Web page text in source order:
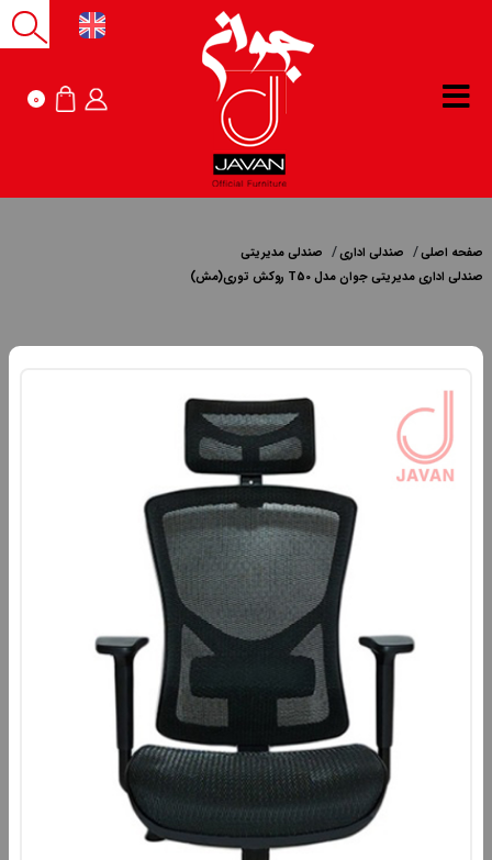
0
صفحه اصلی صندلی اداری
صندلی مدیریتی
صندلی اداری مدیریتی جوان مدل T50 روکش توری(مش)